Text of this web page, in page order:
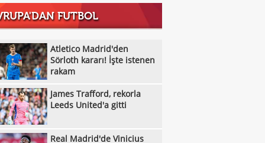
Beşiktaş'ta inanılmaz rakam: Alexander
Galatasaray'dan suç duyurusu
James Trafford, rekorla Leeds United'a
Kassoum Ouattara, 6 dakikada kırmızı
gördü!Aleksey Batrakov için Galatasaray
FUTBOL
Atletico Madrid'den
Sörloth kararı! İşte istenen
rakam
James Trafford, rekorla
Leeds United'a gitti
Real Madrid'de Vinicius